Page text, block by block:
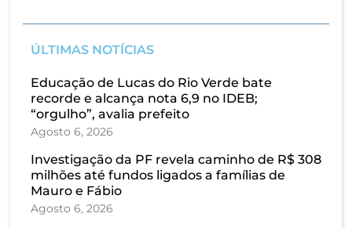
ÚLTIMAS NOTÍCIAS
Educação de Lucas do Rio Verde bate
recorde e alcança nota 6,9 no IDEB;
“orgulho”, avalia prefeito
Agosto 6, 2026
Investigação da PF revela caminho de R$ 308
milhões até fundos ligados a famílias de
Mauro e Fábio
Agosto 6, 2026